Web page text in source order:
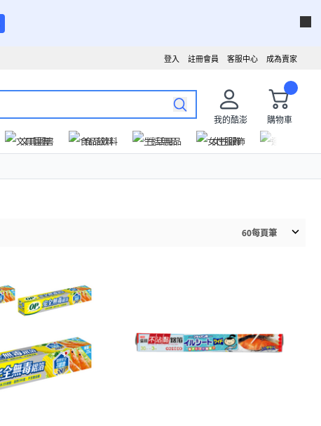
成為賣家
客服中心
註冊會員
登入
我的酷澎
購物車
文具圖書 食品飲料 生活用品 女性服飾
60每頁筆